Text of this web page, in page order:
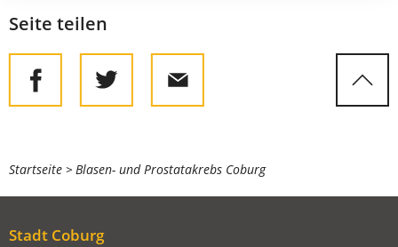
Seite teilen
Sie
befinden
sich
Startseite Blasen- und Prostatakrebs Coburg
Stadt Coburg